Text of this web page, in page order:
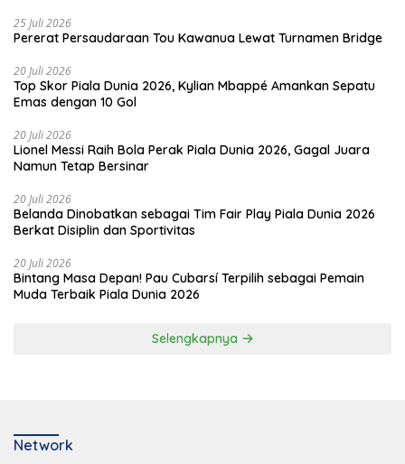
25 Juli 2026
Pererat Persaudaraan Tou Kawanua Lewat Turnamen Bridge
20 Juli 2026
Top Skor Piala Dunia 2026, Kylian Mbappé Amankan Sepatu
Emas dengan 10 Gol
20 Juli 2026
Lionel Messi Raih Bola Perak Piala Dunia 2026, Gagal Juara
Namun Tetap Bersinar
20 Juli 2026
Belanda Dinobatkan sebagai Tim Fair Play Piala Dunia 2026
Berkat Disiplin dan Sportivitas
20 Juli 2026
Bintang Masa Depan! Pau Cubarsí Terpilih sebagai Pemain
Muda Terbaik Piala Dunia 2026
Selengkapnya
Network